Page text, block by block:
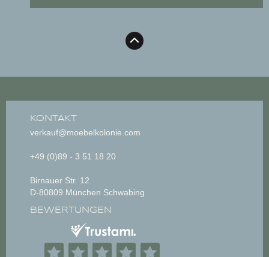
KONTAKT
verkauf@moebelkolonie.com
+49 (0)89 - 3 51 18 20
Birnauer Str. 12
D-80809 München Schwabing
BEWERTUNGEN